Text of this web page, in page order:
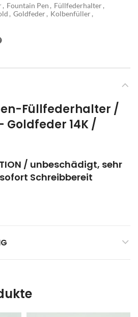
, Fountain Pen , Füllfederhalter,
, Goldfeder, Kolbenfüller,
Füllfederhalter /
Goldfeder 14K /
/ unbeschädigt, sehr
Schreibbereit